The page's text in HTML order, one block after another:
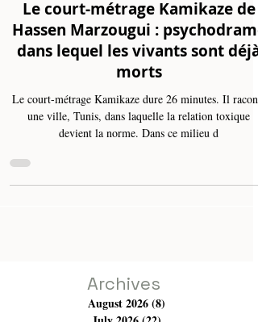
Sep 14, 2024 2 min read
Le court-métrage Kamikaze de
Hassen Marzougui : psychodrame
dans lequel les vivants sont déjà
morts
une ville, Tunis, dans laquelle la relation toxique
devient la norme. Dans ce milieu d